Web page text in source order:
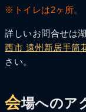
※トイレは2ヶ所。
詳しいお問合せは
西市 遠州新居手筒
さい。
会場へのア